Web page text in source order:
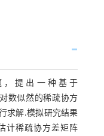
提出一种基于
对数似然的稀疏协方
求解.模拟研究结果
计稀疏协方差矩阵